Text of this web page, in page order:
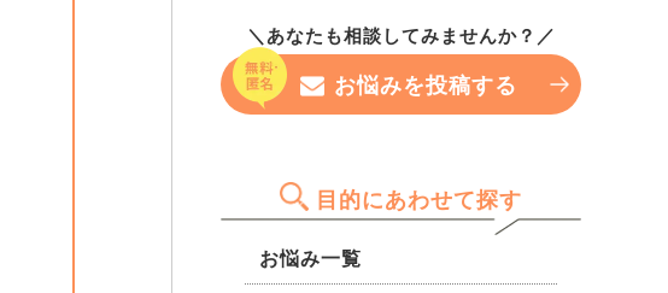
ま申し込んでみても大丈夫なの
か…。 専門家の方の率直な意見
を聞きたいです。
なのですが、名義がそのままだ
とこの先面倒なことになります
か？ 元夫と会わずに名義を整
理（元夫の単独）することはで
＼あなたも相談してみませんか？／
お悩みを投稿する
目的にあわせて探す
お悩み一覧